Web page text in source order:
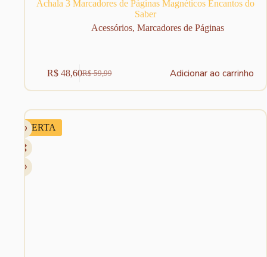
Achala 3 Marcadores de Páginas Magnéticos Encantos do
Saber
Acessórios, Marcadores de Páginas
R$59,99
O
preço
era:
R$48,60O
preço
é:
Adicionar ao carrinho
OFERTA